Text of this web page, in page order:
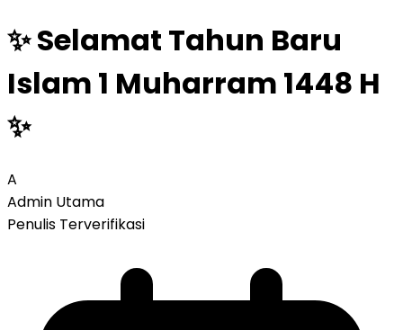
✨ Selamat Tahun Baru
Islam 1 Muharram 1448 H
✨
A
Admin Utama
Penulis Terverifikasi